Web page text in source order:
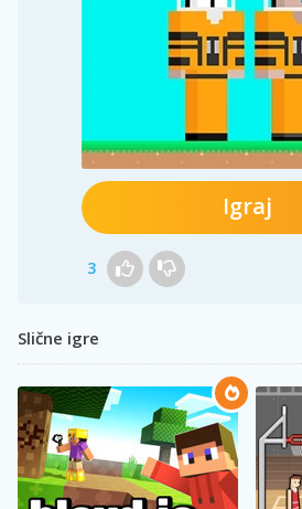
Igraj
3
Slične igre